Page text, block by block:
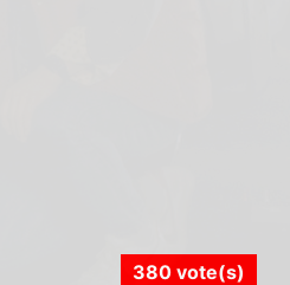
380 vote(s)